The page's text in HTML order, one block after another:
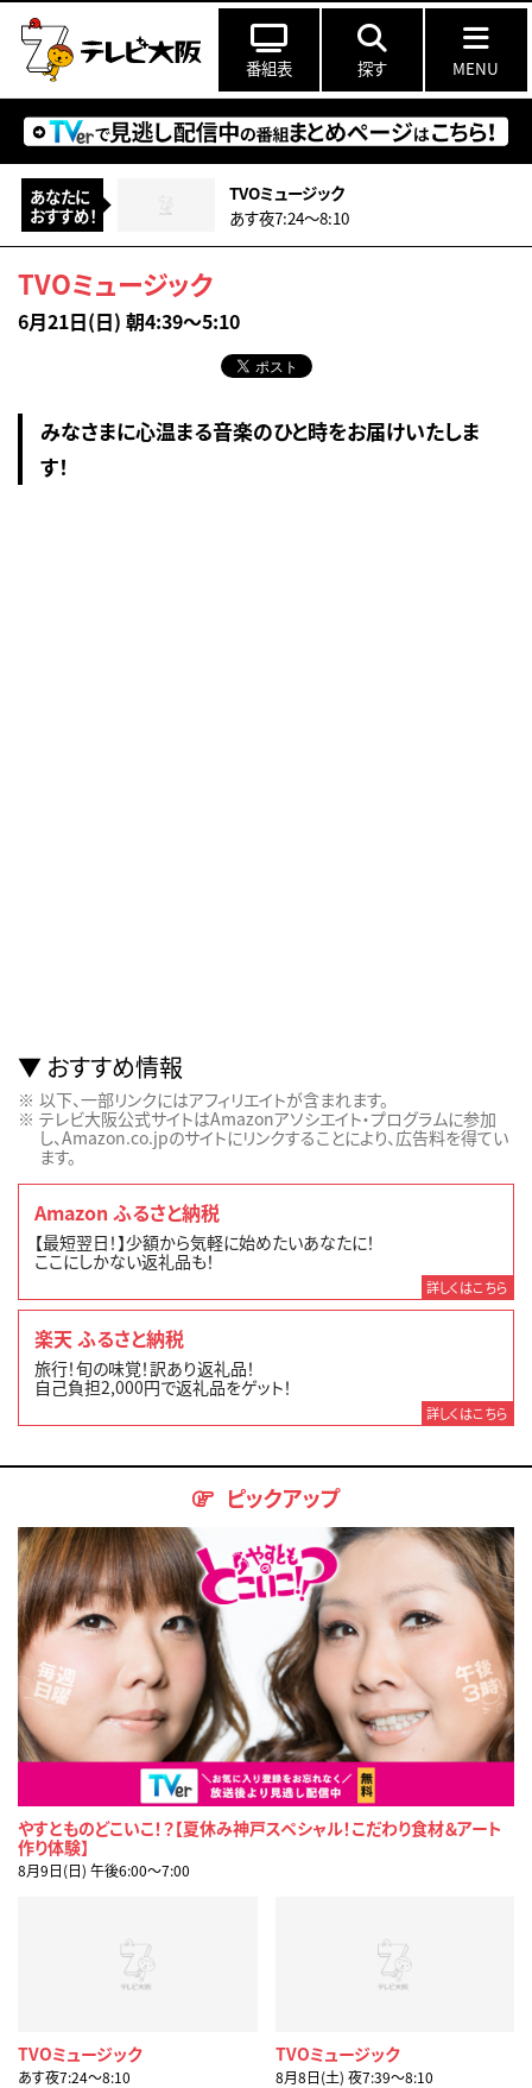
番組表 探す MENU
あなたに
おすすめ！
TVOミュージック
あす夜7:24〜8:10
TVOミュージック
6月21日(日) 朝4:39～5:10
みなさまに心温まる音楽のひと時をお届けいたしま
す！
おすすめ情報
以下、一部リンクにはアフィリエイトが含まれます。
テレビ大阪公式サイトはAmazonアソシエイト・プログラムに参加
し、Amazon.co.jpのサイトにリンクすることにより、広告料を得てい
ます。
Amazon ふるさと納税
【最短翌日！】少額から気軽に始めたいあなたに！
ここにしかない返礼品も！
詳しくはこちら
楽天 ふるさと納税
旅行！旬の味覚！訳あり返礼品！
自己負担2,000円で返礼品をゲット！
詳しくはこちら
ピックアップ
やすとものどこいこ！？【夏休み神戸スペシャル！こだわり食材＆アート
作り体験】
8月9日(日) 午後6:00〜7:00
TVOミュージック
あす夜7:24〜8:10
TVOミュージック
8月8日(土) 夜7:39〜8:10